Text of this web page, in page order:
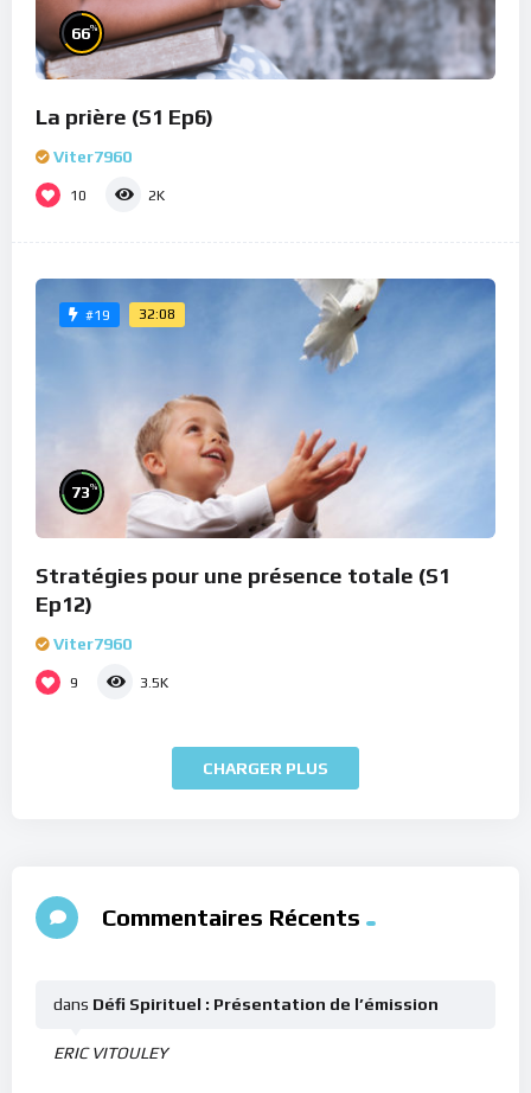
66%
La prière (S1 Ep6)
Viter7960
10 2K
#19 32:08
73%
Stratégies pour une présence totale (S1
Ep12)
Viter7960
9 3.5K
CHARGER PLUS
Commentaires Récents
ERIC VITOULEY
dans Défi Spirituel : Présentation de l’émission